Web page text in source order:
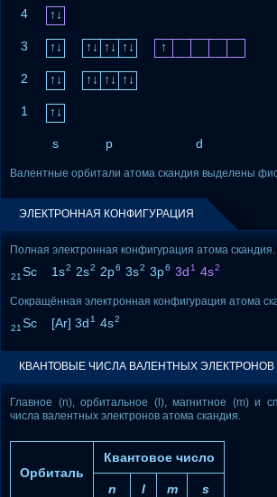
4 ↑↓
3 ↑↓ ↑↓ ↑↓ ↑↓ ↑
2 ↑↓ ↑↓ ↑↓ ↑↓
1 ↑↓
s p d
Валентные орбитали атома скандия выделены
ЭЛЕКТРОННАЯ КОНФИГУРАЦИЯ
Полная электронная конфигурация атома скандия.
21 Sc 1s2 2s2 2p6 3s2 3p6 3d1 4s2
Сокращённая электронная конфигурация атома
21 Sc [Ar] 3d1 4s2
КВАНТОВЫЕ ЧИСЛА ВАЛЕНТНЫХ ЭЛЕКТРОНОВ
Главное (n), орбитальное (l), магнитное (m) и
числа валентных электронов атома скандия.
Орбиталь
Квантовое число
n l m s